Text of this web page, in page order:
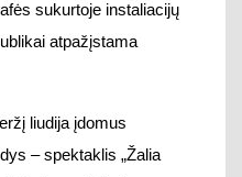
kryžiui“ už geriausią
tekstas sukomponuotas
atominės elektrinės
kūrinyje esminis
ir
temą, ir teatrinio